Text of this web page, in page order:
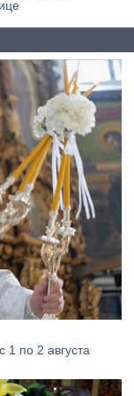
1 по 2 августа